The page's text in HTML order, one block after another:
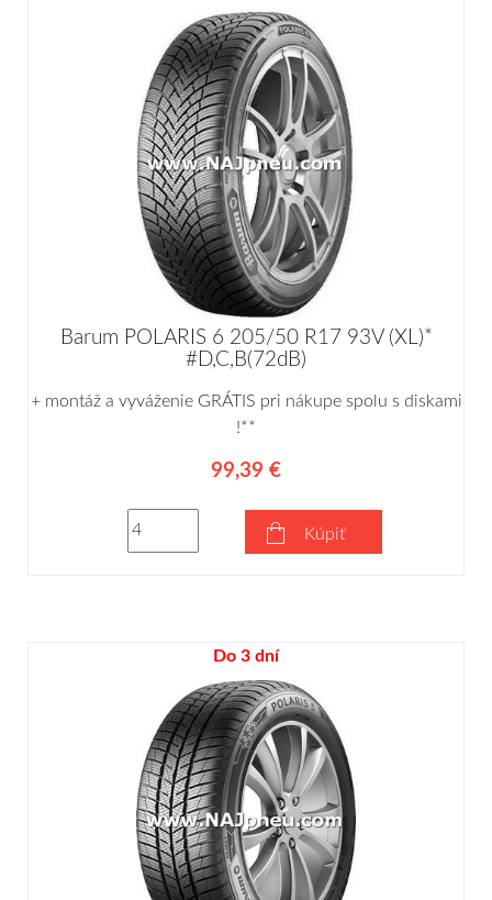
Barum POLARIS 6 205/50 R17 93V (XL)*
#D,C,B(72dB)
+ montáž a vyváženie GRÁTIS pri nákupe spolu s diskami
!**
99,39 €
Kúpiť
Do 3 dní